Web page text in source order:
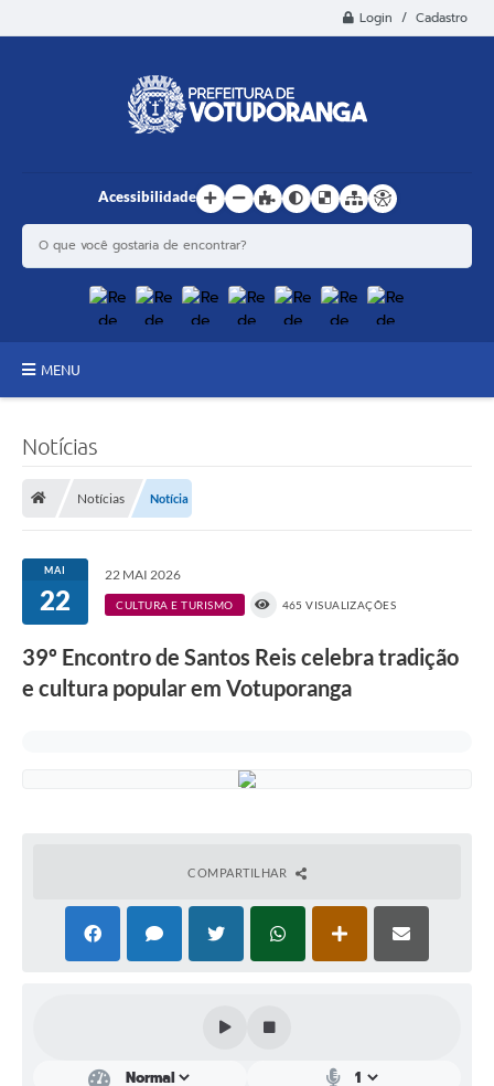
Login / Cadastro
Acessibilidade
MENU
A História
Notícias
Diário Oficial
Contas Públicas
Transparência
Notícias
Notícias Notícia
MAI
22
22 MAI 2026
CULTURA E TURISMO 465 VISUALIZAÇÕES
39º Encontro de Santos Reis celebra tradição
e cultura popular em Votuporanga
COMPARTILHAR